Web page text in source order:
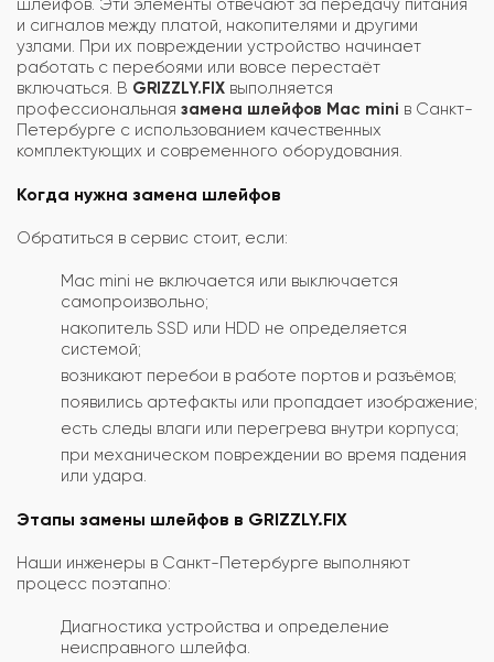
и сигналов между платой, накопителями и другими
узлами. При их повреждении устройство начинает
работать с перебоями или вовсе перестаёт
включаться. В GRIZZLY.FIX выполняется
профессиональная замена шлейфов Mac mini в Санкт-
Петербурге с использованием качественных
комплектующих и современного оборудования.
Когда нужна замена шлейфов
Обратиться в сервис стоит, если:
Mac mini не включается или выключается
самопроизвольно;
накопитель SSD или HDD не определяется
системой;
возникают перебои в работе портов и разъёмов;
появились артефакты или пропадает изображение;
есть следы влаги или перегрева внутри корпуса;
при механическом повреждении во время падения
или удара.
Этапы замены шлейфов в GRIZZLY.FIX
Наши инженеры в Санкт-Петербурге выполняют
процесс поэтапно:
Диагностика устройства и определение
неисправного шлейфа.